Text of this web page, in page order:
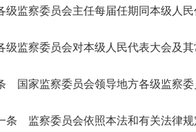
察委员会主任每届任期同本级人民
察委员会对本级人民代表大会及其
家监察委员会领导地方各级监察委
监察委员会依照本法和有关法律规